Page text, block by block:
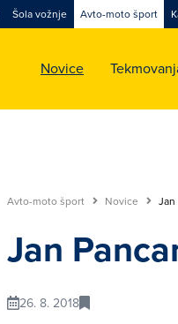
Šola vožnje Avto-moto šport
Novice
Avto-moto šport Novice Jan
Jan
26. 8. 2018